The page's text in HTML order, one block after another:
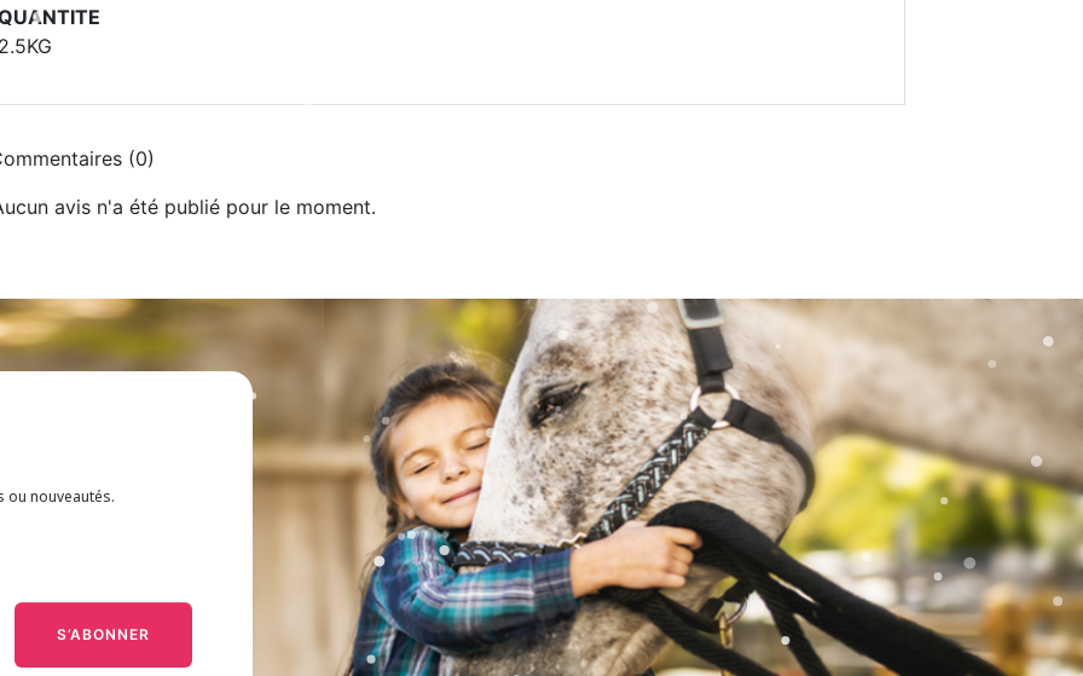
2.5KG
(0)
avis n'a été publié pour le moment.
nouveautés.
S’ABONNER